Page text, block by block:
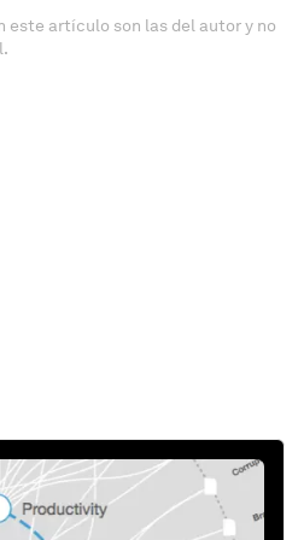
este artículo son las del autor y no